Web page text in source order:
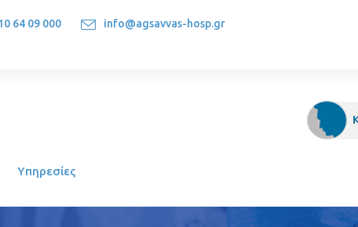
64 09 000 info@agsavvas-hosp.gr
Υπηρεσίες